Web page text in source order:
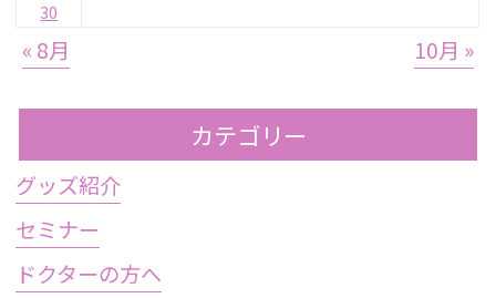
30
« 8月 10月 »
カテゴリー
グッズ紹介
セミナー
ドクターの方へ